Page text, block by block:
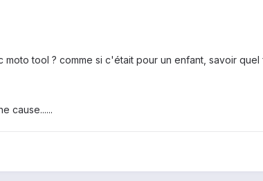
tool ? comme si c'était pour un enfant, savoir
cause......